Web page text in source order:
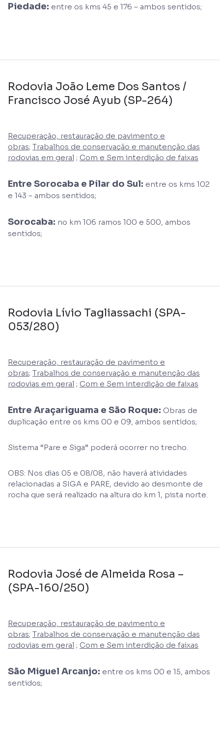
Piedade: entre os kms 45 e 176 – ambos sentidos;
Rodovia João Leme Dos Santos /
Francisco José Ayub (SP-264)
Recuperação, restauração de pavimento e
obras; Trabalhos de conservação e manutenção das
rodovias em geral ; Com e Sem interdição de faixas
Entre Sorocaba e Pilar do Sul: entre os kms 102
e 143 – ambos sentidos;
Sorocaba: no km 106 ramos 100 e 500, ambos
sentidos;
Rodovia Lívio Tagliassachi (SPA-
053/280)
Recuperação, restauração de pavimento e
obras; Trabalhos de conservação e manutenção das
rodovias em geral ; Com e Sem interdição de faixas
Entre Araçariguama e São Roque: Obras de
duplicação entre os kms 00 e 09, ambos sentidos;
Sistema “Pare e Siga” poderá ocorrer no trecho.
OBS: Nos dias 05 e 08/08, não haverá atividades
relacionadas a SIGA e PARE, devido ao desmonte de
rocha que será realizado na altura do km 1, pista norte.
Rodovia José de Almeida Rosa –
(SPA-160/250)
Recuperação, restauração de pavimento e
obras; Trabalhos de conservação e manutenção das
rodovias em geral ; Com e Sem interdição de faixas
São Miguel Arcanjo: entre os kms 00 e 15, ambos
sentidos;